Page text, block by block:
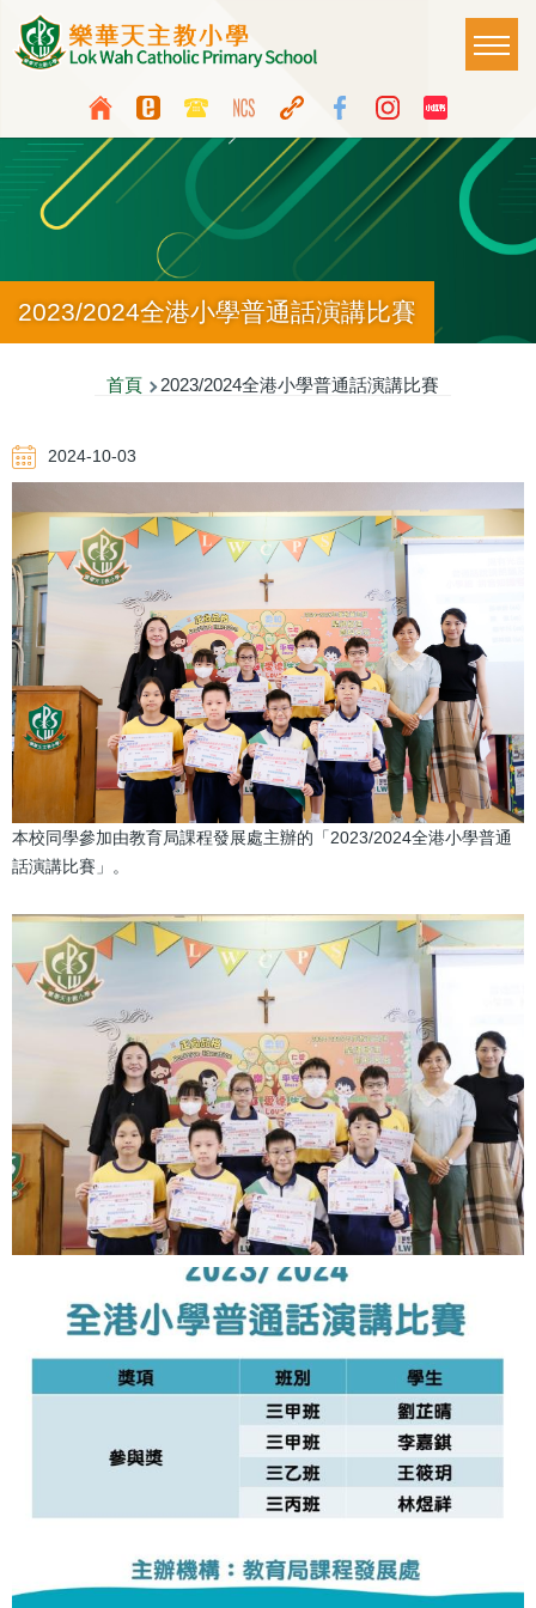
移至主內容
Top
Media
Icon
Button
Language
switcher
Main
2023/2024全港小學普通話演講比賽
連
結
首頁 2023/2024全港小學普通話演講比賽
2024-10-03
本校同學參加由教育局課程發展處主辦的「2023/2024全港小學普通
話演講比賽」。